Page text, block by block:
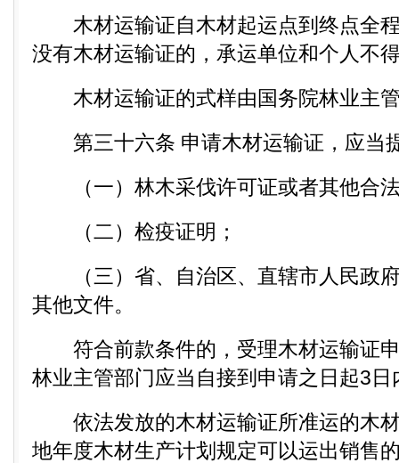
木材运输证自木材起运点到终点全程
没有木材运输证的，承运单位和个人不
木材运输证的式样由国务院林业主
第三十六条 申请木材运输证，应当
（一）林木采伐许可证或者其他合
（二）检疫证明；
（三）省、自治区、直辖市人民政府
其他文件。
符合前款条件的，受理木材运输证申
林业主管部门应当自接到申请之日起3
依法发放的木材运输证所准运的木材
地年度木材生产计划规定可以运出销售